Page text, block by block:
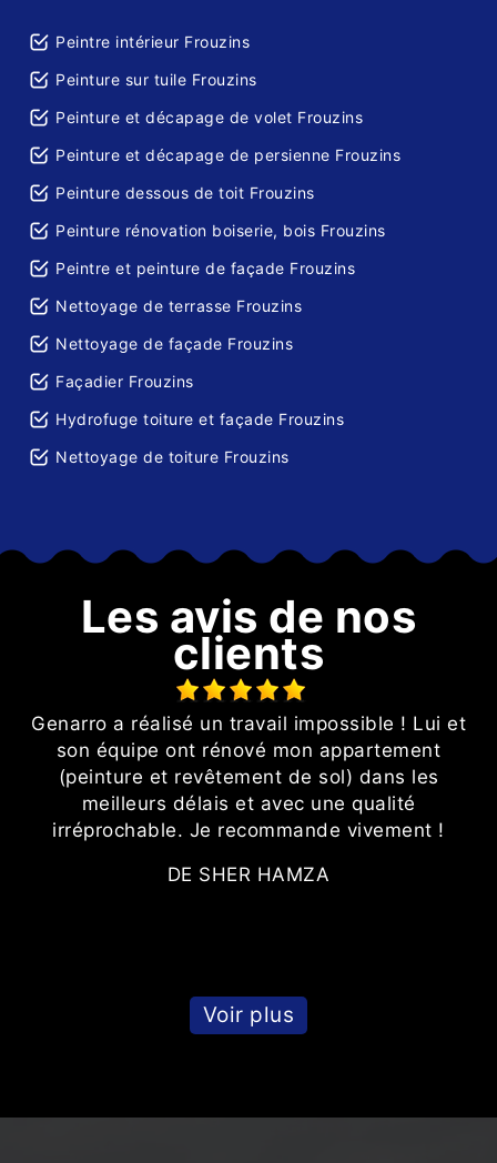
Peintre intérieur Frouzins
Peinture sur tuile Frouzins
Peinture et décapage de volet Frouzins
Peinture et décapage de persienne Frouzins
Peinture dessous de toit Frouzins
Peinture rénovation boiserie, bois Frouzins
Peintre et peinture de façade Frouzins
Nettoyage de terrasse Frouzins
Nettoyage de façade Frouzins
Façadier Frouzins
Hydrofuge toiture et façade Frouzins
Nettoyage de toiture Frouzins
Les avis de nos
clients
Genarro a réalisé un travail impossible ! Lui et
son équipe ont rénové mon appartement
(peinture et revêtement de sol) dans les
meilleurs délais et avec une qualité
irréprochable. Je recommande vivement !
DE SHER HAMZA
Voir plus